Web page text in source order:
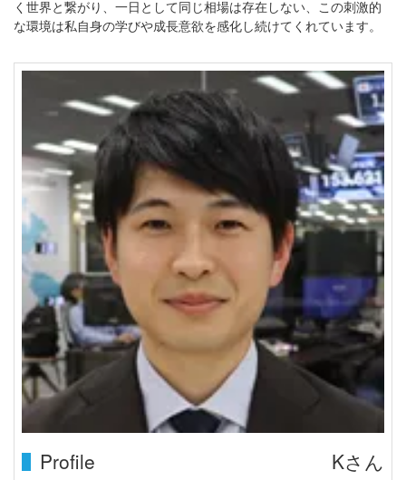
く世界と繋がり、一日として同じ相場は存在しない、この刺激的
な環境は私自身の学びや成長意欲を感化し続けてくれています。
Profile Kさん